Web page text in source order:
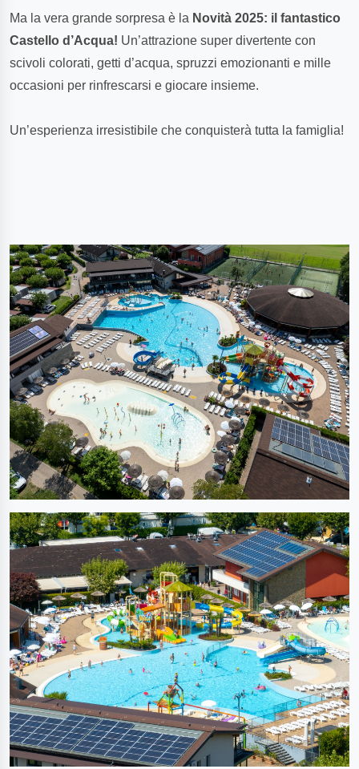
Ma la vera grande sorpresa è la Novità 2025: il fantastico
Castello d’Acqua! Un’attrazione super divertente con
scivoli colorati, getti d’acqua, spruzzi emozionanti e mille
occasioni per rinfrescarsi e giocare insieme.
Un’esperienza irresistibile che conquisterà tutta la famiglia!